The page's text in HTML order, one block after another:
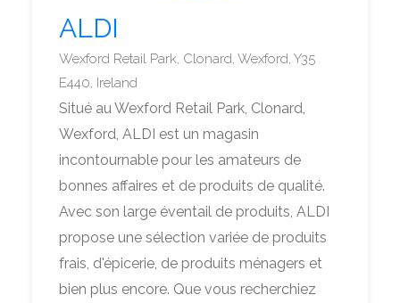
ALDI
Wexford Retail Park, Clonard, Wexford, Y35
E440, Ireland
Situé au Wexford Retail Park, Clonard,
Wexford, ALDI est un magasin
incontournable pour les amateurs de
bonnes affaires et de produits de qualité.
Avec son large éventail de produits, ALDI
propose une sélection variée de produits
frais, d'épicerie, de produits ménagers et
bien plus encore. Que vous recherchiez